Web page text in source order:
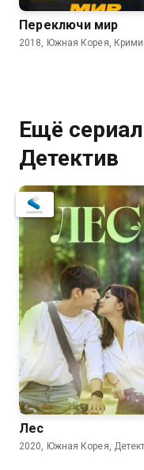
Переключи мир
2018, Южная Корея,
Ещё
Детектив
Лес
2020, Южная Корея,